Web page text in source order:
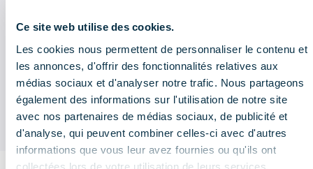
Ce site web utilise des cookies.
Les cookies nous permettent de personnaliser le contenu et
les annonces, d'offrir des fonctionnalités relatives aux
médias sociaux et d'analyser notre trafic. Nous partageons
également des informations sur l'utilisation de notre site
avec nos partenaires de médias sociaux, de publicité et
d'analyse, qui peuvent combiner celles-ci avec d'autres
informations que vous leur avez fournies ou qu'ils ont
collectées lors de votre utilisation de leurs services.
du 2ème trimestre 2026 ?
Sociétés du dentaire : quel sont les
chiffres à retenir de l'enquête
économique et sociale (données
2025) ?